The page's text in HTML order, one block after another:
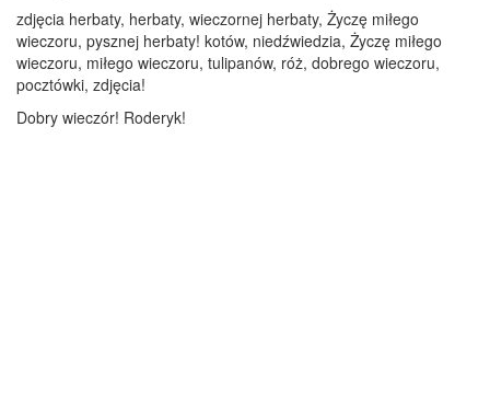
zdjęcia herbaty, herbaty, wieczornej herbaty, Życzę miłego
wieczoru, pysznej herbaty! kotów, niedźwiedzia, Życzę miłego
wieczoru, miłego wieczoru, tulipanów, róż, dobrego wieczoru,
pocztówki, zdjęcia!
Dobry wieczór! Roderyk!